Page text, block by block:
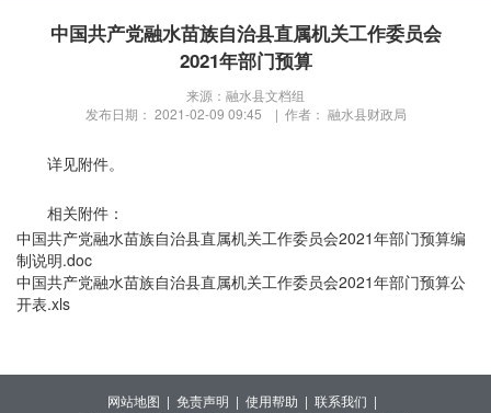
中国共产党融水苗族自治县直属机关工作委员会
2021年部门预算
来源：融水县文档组
发布日期： 2021-02-09 09:45 | 作者： 融水县财政局
详见附件。
相关附件：
中国共产党融水苗族自治县直属机关工作委员会2021年部门预算编
制说明.doc
中国共产党融水苗族自治县直属机关工作委员会2021年部门预算公
开表.xls
网站地图 | 免责声明 | 使用帮助 | 联系我们 |